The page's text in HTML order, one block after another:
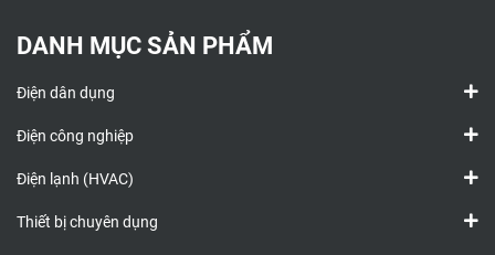
DANH MỤC SẢN PHẨM
Điện dân dụng
Điện công nghiệp
Điện lạnh (HVAC)
Thiết bị chuyên dụng